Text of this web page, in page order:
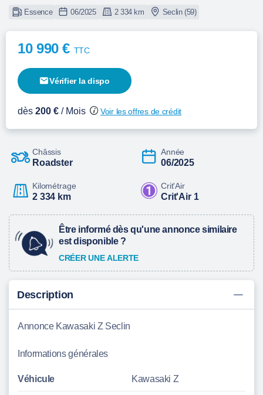
Essence 06/2025 2 334 km Seclin (59)
10 990 € TTC
Vérifier la dispo
dès 200 € / Mois Voir les offres de crédit
Châssis
Roadster
Année
06/2025
Kilométrage
2 334 km
Crit'Air
Crit'Air 1
Être informé dès qu'une annonce similaire
est disponible ?
CRÉER UNE ALERTE
Description
Annonce Kawasaki Z Seclin
Informations générales
Véhicule Kawasaki Z